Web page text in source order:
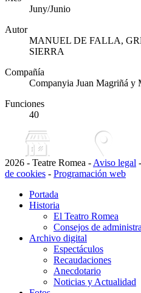
Juny/Junio
Autor
MANUEL DE FALLA,
SIERRA
Compañía
Companyia Juan Magriñá y
Funciones
40
2026 - Teatre Romea - Aviso legal -
de cookies - Programación web
Portada
Historia
El Teatro Romea
Consejos de
Archivo digital
Espectáculos
Recaudaciones
Anecdotario
Noticias y Actualidad